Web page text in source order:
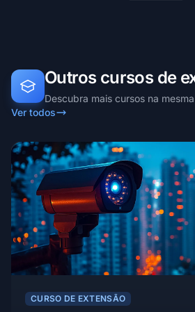
Outros cursos de
Descubra mais cursos na
Ver todos
CURSO DE EXTENSÃO